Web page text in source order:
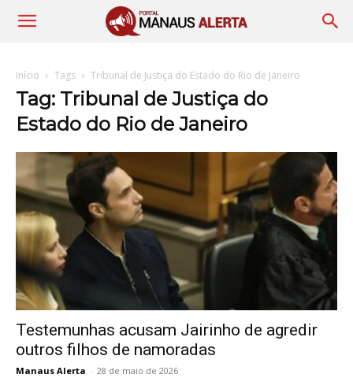
Início Tags Tribunal de Justiça do Estado do Rio de Janeiro
Tag: Tribunal de Justiça do
Estado do Rio de Janeiro
Testemunhas acusam Jairinho de agredir
outros filhos de namoradas
Manaus Alerta - 28 de maio de 2026